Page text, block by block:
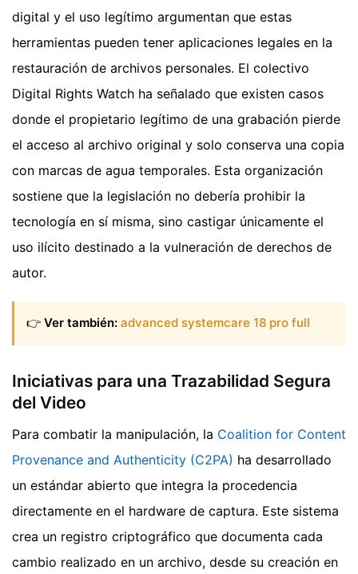
digital y el uso legítimo argumentan que estas
herramientas pueden tener aplicaciones legales en la
restauración de archivos personales. El colectivo
Digital Rights Watch ha señalado que existen casos
donde el propietario legítimo de una grabación pierde
el acceso al archivo original y solo conserva una copia
con marcas de agua temporales. Esta organización
sostiene que la legislación no debería prohibir la
tecnología en sí misma, sino castigar únicamente el
uso ilícito destinado a la vulneración de derechos de
autor.
👉 Ver también: advanced systemcare 18 pro full
Iniciativas para una Trazabilidad Segura
del Video
Para combatir la manipulación, la Coalition for Content
Provenance and Authenticity (C2PA) ha desarrollado
un estándar abierto que integra la procedencia
directamente en el hardware de captura. Este sistema
crea un registro criptográfico que documenta cada
cambio realizado en un archivo, desde su creación en